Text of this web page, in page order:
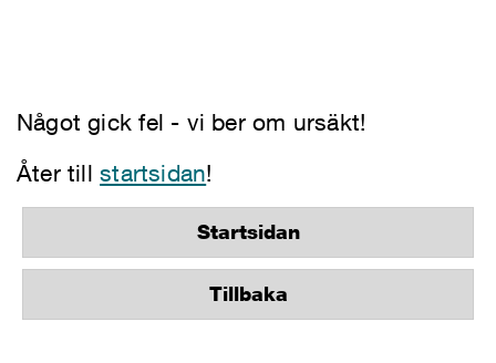
Något gick fel - vi ber om ursäkt!
Åter tillstartsidan!
Startsidan
Tillbaka